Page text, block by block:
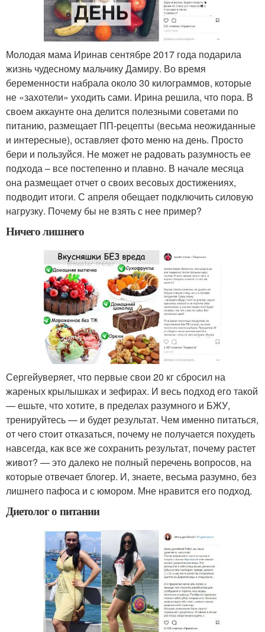
Молодая мама Иринав сентябре 2017 года подарила
жизнь чудесному мальчику Дамиру. Во время
беременности набрала около 30 килограммов, которые
не «захотели» уходить сами. Ирина решила, что пора. В
своем аккаунте она делится полезными советами по
питанию, размещает ПП-рецепты (весьма неожиданные
и интересные), оставляет фото меню на день. Просто
бери и пользуйся. Не может не радовать разумность ее
подхода – все постепенно и плавно. В начале месяца
она размещает отчет о своих весовых достижениях,
подводит итоги. С апреля обещает подключить силовую
нагрузку. Почему бы не взять с нее пример?
Ничего лишнего
Сергейуверяет, что первые свои 20 кг сбросил на
жареных крылышках и зефирах. И весь подход его такой
— ешьте, что хотите, в пределах разумного и БЖУ,
тренируйтесь — и будет результат. Чем именно питаться,
от чего стоит отказаться, почему не получается похудеть
навсегда, как все же сохранить результат, почему растет
живот? — это далеко не полный перечень вопросов, на
которые отвечает блогер. И, знаете, весьма разумно, без
лишнего пафоса и с юмором. Мне нравится его подход.
Диетолог о питании